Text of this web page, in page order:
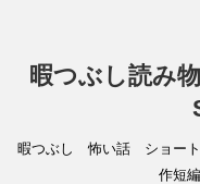
暇つぶし読み
暇つぶし 怖い話 ショー
作短